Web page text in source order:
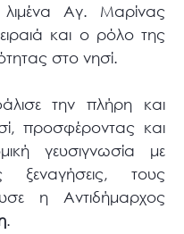
Αγ. Μαρίνας
και ο ρόλο της
στο νησί.
την πλήρη και
προσφέροντας και
γευσιγνωσία με
ξεναγήσεις, τους
η Αντιδήμαρχος
.